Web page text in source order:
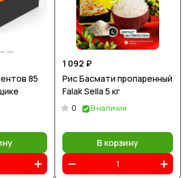
85
1 092 ₽
Рис Басмати пропаренный
Falak Sella 5 кг
0 В наличии
В корзину